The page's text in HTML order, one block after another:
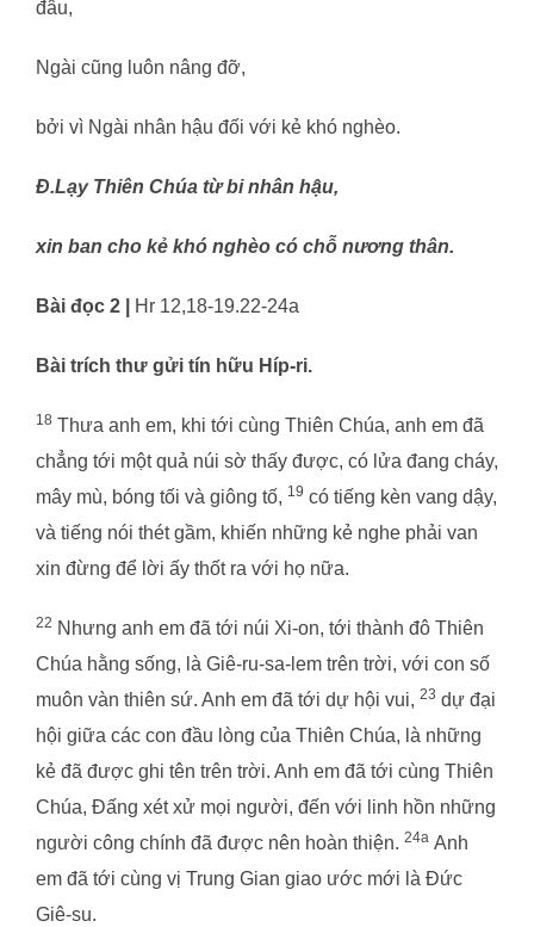
đâu,
Ngài cũng luôn nâng đỡ,
bởi vì Ngài nhân hậu đối với kẻ khó nghèo.
Đ.Lạy Thiên Chúa từ bi nhân hậu,
xin ban cho kẻ khó nghèo có chỗ nương thân.
Bài đọc 2 | Hr 12,18-19.22-24a
Bài trích thư gửi tín hữu Híp-ri.
18 Thưa anh em, khi tới cùng Thiên Chúa, anh em đã
chẳng tới một quả núi sờ thấy được, có lửa đang cháy,
mây mù, bóng tối và giông tố, 19 có tiếng kèn vang dậy,
và tiếng nói thét gầm, khiến những kẻ nghe phải van
xin đừng để lời ấy thốt ra với họ nữa.
22 Nhưng anh em đã tới núi Xi-on, tới thành đô Thiên
Chúa hằng sống, là Giê-ru-sa-lem trên trời, với con số
muôn vàn thiên sứ. Anh em đã tới dự hội vui, 23 dự đại
hội giữa các con đầu lòng của Thiên Chúa, là những
kẻ đã được ghi tên trên trời. Anh em đã tới cùng Thiên
Chúa, Đấng xét xử mọi người, đến với linh hồn những
người công chính đã được nên hoàn thiện. 24a Anh
em đã tới cùng vị Trung Gian giao ước mới là Đức
Giê-su.